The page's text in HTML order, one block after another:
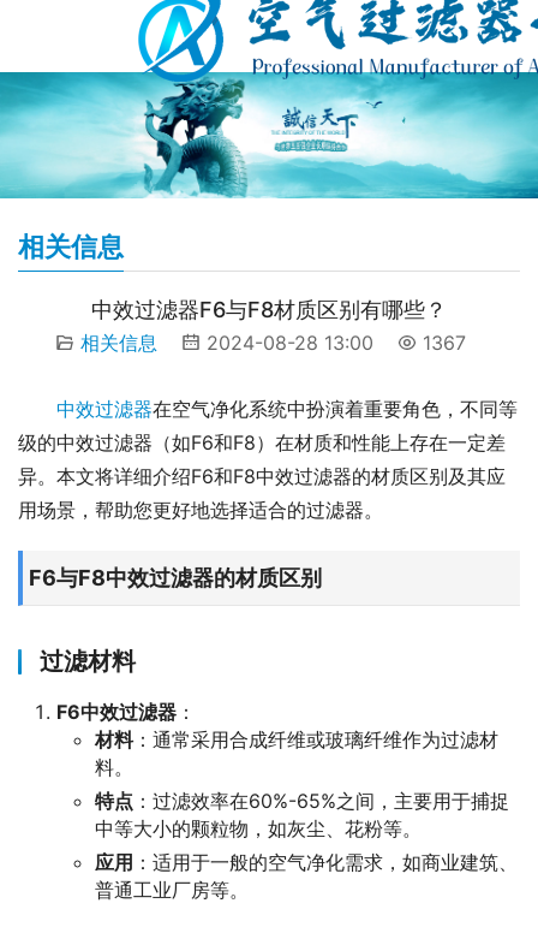
相关信息
中效过滤器F6与F8材质区别有哪些？
相关信息 2024-08-28 13:00 1367
中效过滤器在空气净化系统中扮演着重要角色，不同等
级的中效过滤器（如F6和F8）在材质和性能上存在一定差
异。本文将详细介绍F6和F8中效过滤器的材质区别及其应
用场景，帮助您更好地选择适合的过滤器。
F6与F8中效过滤器的材质区别
过滤材料
F6中效过滤器 ：
材料：通常采用合成纤维或玻璃纤维作为过滤材
料。
特点 ：过滤效率在60%-65%之间，主要用于捕捉
中等大小的颗粒物，如灰尘、花粉等。
应用 ：适用于一般的空气净化需求，如商业建筑、
普通工业厂房等。